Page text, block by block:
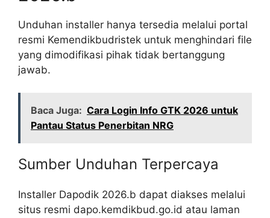
Unduhan installer hanya tersedia melalui portal
resmi Kemendikbudristek untuk menghindari file
yang dimodifikasi pihak tidak bertanggung
jawab.
Baca Juga: Cara Login Info GTK 2026 untuk
Pantau Status Penerbitan NRG
Sumber Unduhan Terpercaya
Installer Dapodik 2026.b dapat diakses melalui
situs resmi dapo.kemdikbud.go.id atau laman